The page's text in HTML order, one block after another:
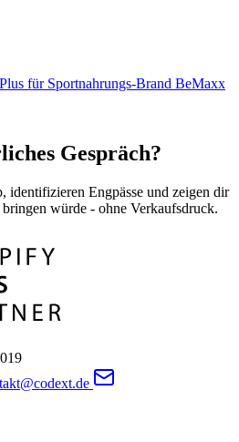
für Sportnahrungs-Brand BeMaxx
Gespräch?
identifizieren Engpässe und zeigen dir
würde - ohne Verkaufsdruck.